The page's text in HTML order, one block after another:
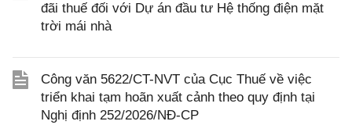
đãi thuế đối với Dự án đầu tư Hệ thống điện mặt
trời mái nhà
Công văn 5622/CT-NVT của Cục Thuế về việc
triển khai tạm hoãn xuất cảnh theo quy định tại
Nghị định 252/2026/NĐ-CP